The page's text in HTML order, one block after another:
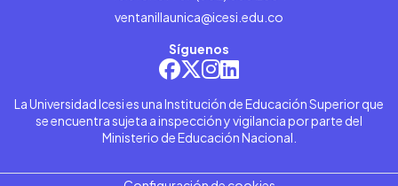
ventanillaunica@icesi.edu.co
Síguenos
La Universidad Icesi es una Institución de Educación Superior que
se encuentra sujeta a inspección y vigilancia por parte del
Ministerio de Educación Nacional.